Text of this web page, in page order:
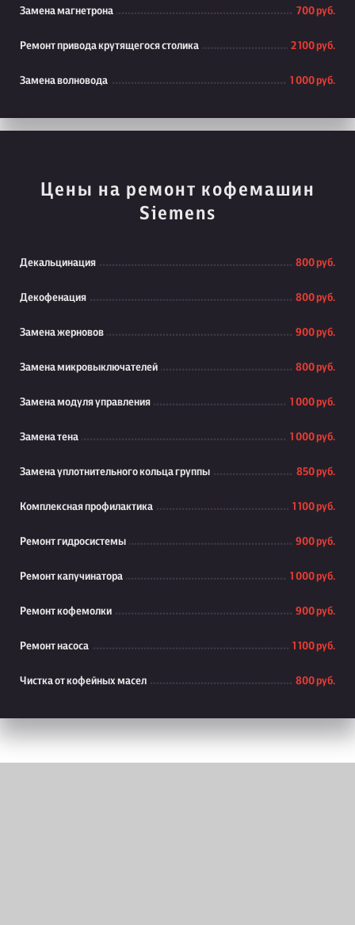
Замена магнетрона 700 руб.
Ремонт привода крутящегося столика 2 100 руб.
Замена волновода 1 000 руб.
Цены на ремонт кофемашин
Siemens
Декальцинация 800 руб.
Декофенация 800 руб.
Замена жерновов 900 руб.
Замена микровыключателей 800 руб.
Замена модуля управления 1 000 руб.
Замена тена 1 000 руб.
Замена уплотнительного кольца группы 850 руб.
Комплексная профилактика 1 100 руб.
Ремонт гидросистемы 900 руб.
Ремонт капучинатора 1 000 руб.
Ремонт кофемолки 900 руб.
Ремонт насоса 1 100 руб.
Чистка от кофейных масел 800 руб.